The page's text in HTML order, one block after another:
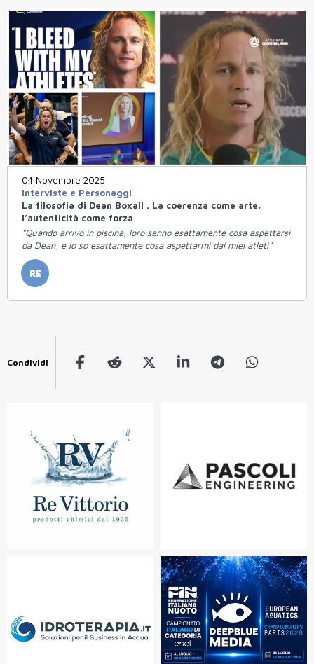
04 Novembre 2025
Interviste e Personaggi
La filosofia di Dean Boxall . La coerenza come arte,
l’autenticità come forza
"Quando arrivo in piscina, loro sanno esattamente cosa aspettarsi
da Dean, e io so esattamente cosa aspettarmi dai miei atleti"
RE
Condividi